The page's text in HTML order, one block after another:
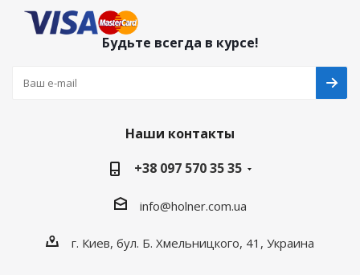
Будьте всегда в курсе!
Наши контакты
+38 097 570 35 35
info@holner.com.ua
г. Киев, бул. Б. Хмельницкого, 41, Украина